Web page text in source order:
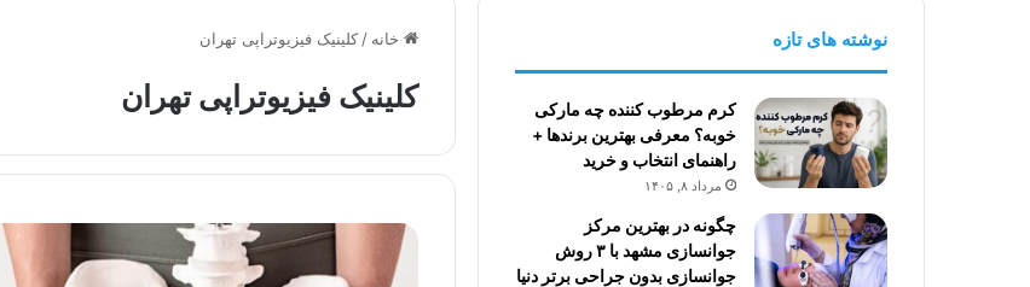
خانه / کلینیک فیزیوتراپی تهران
کلینیک فیزیوتراپی تهران
نوشته های تازه
کرم مرطوب کننده چه مارکی
خوبه؟ معرفی بهترین برندها +
راهنمای انتخاب و خرید
مرداد ۸, ۱۴۰۵
چگونه در بهترین مرکز
جوانسازی مشهد با ۳ روش
جوانسازی بدون جراحی برتر دنیا